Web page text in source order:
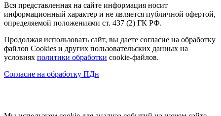
Вся представленная на сайте информация носит
информационный характер и не является публичной офертой,
определяемой положениями ст. 437 (2) ГК РФ.
Продолжая использовать сайт, вы даете согласие на обработку
файлов Cookies и других пользовательских данных на
условиях политики обработки cookie-файлов.
Согласие на обработку ПДн